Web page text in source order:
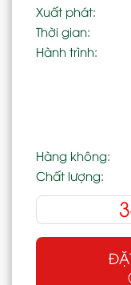
Xuất phát:
Thời gian:
Hành trình:
Hàng không:
Chất lượng: